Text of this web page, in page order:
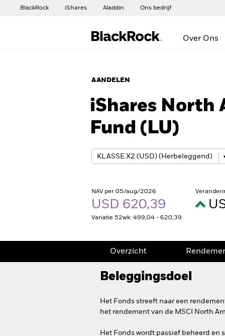
BlackRock iShares Aladdin Ons bedrijf
Over Ons
AANDELEN
iShares North
Fund (LU)
NAV per 05/aug/2026
USD 620,39
Variatie 52wk: 499,04 - 620,39
Overzicht
Beleggingsdoel
Het Fonds streeft naar een
het rendement van de MSCI North
Het Fonds wordt passief beheerd en